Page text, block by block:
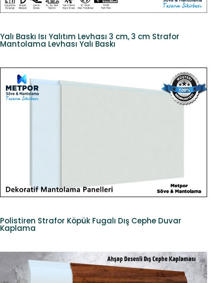
Yalı Baskı Isı Yalıtım Levhası 3 cm, 3 cm Strafor
Mantolama Levhası Yalı Baskı
Polistiren Strafor Köpük Fugalı Dış Cephe Duvar
Kaplama